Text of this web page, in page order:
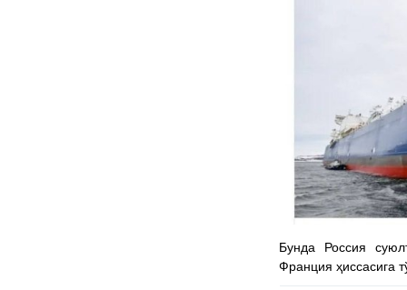
Бунда Россия
Франция ҳиссасига